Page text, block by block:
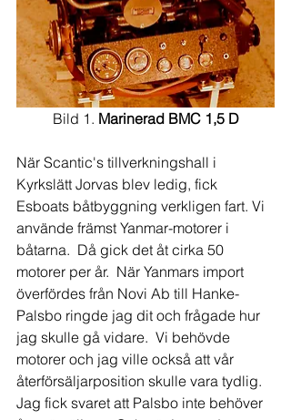
Bild 1. Marinerad BMC 1,5 D
När Scantic's tillverkningshall i
Kyrkslätt Jorvas blev ledig, fick
Esboats båtbyggning verkligen fart. Vi
använde främst Yanmar-motorer i
båtarna.  Då gick det åt cirka 50
motorer per år.  När Yanmars import
överfördes från Novi Ab till Hanke-
Palsbo ringde jag dit och frågade hur
jag skulle gå vidare.  Vi behövde
motorer och jag ville också att vår
återförsäljarposition skulle vara tydlig.
Jag fick svaret att Palsbo inte behöver